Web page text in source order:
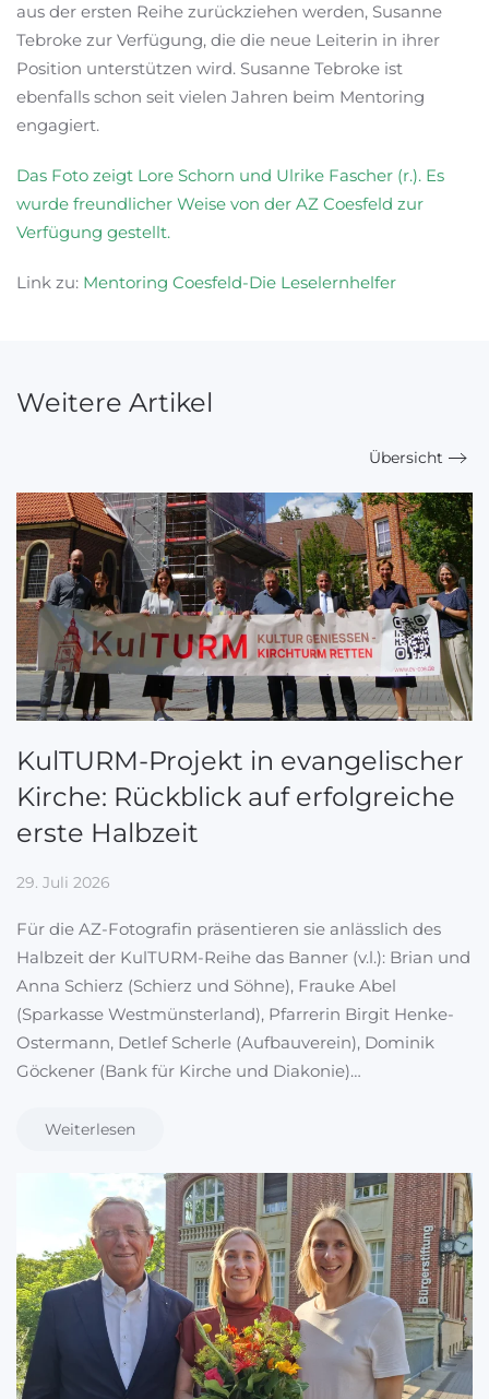
aus der ersten Reihe zurückziehen werden, Susanne
Tebroke zur Verfügung, die die neue Leiterin in ihrer
Position unterstützen wird. Susanne Tebroke ist
ebenfalls schon seit vielen Jahren beim Mentoring
engagiert.
Das Foto zeigt Lore Schorn und Ulrike Fascher (r.). Es
wurde freundlicher Weise von der AZ Coesfeld zur
Verfügung gestellt.
Link zu: Mentoring Coesfeld-Die Leselernhelfer
Weitere Artikel
Übersicht
KulTURM-Projekt in evangelischer
Kirche: Rückblick auf erfolgreiche
erste Halbzeit
29. Juli 2026
Für die AZ-Fotografin präsentieren sie anlässlich des
Halbzeit der KulTURM-Reihe das Banner (v.l.): Brian und
Anna Schierz (Schierz und Söhne), Frauke Abel
(Sparkasse Westmünsterland), Pfarrerin Birgit Henke-
Ostermann, Detlef Scherle (Aufbauverein), Dominik
Göckener (Bank für Kirche und Diakonie)…
Weiterlesen